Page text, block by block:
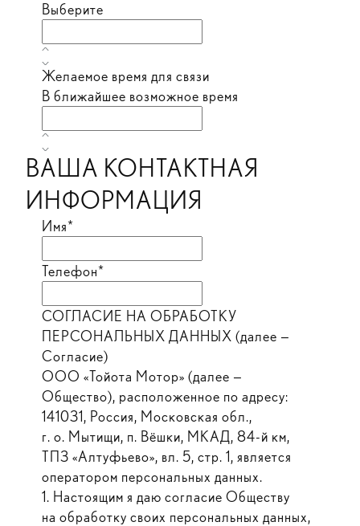
Выберите
Желаемое время для связи
В ближайшее возможное время
ВАША КОНТАКТНАЯ
ИНФОРМАЦИЯ
Имя*
Телефон*
СОГЛАСИЕ НА ОБРАБОТКУ
ПЕРСОНАЛЬНЫХ ДАННЫХ (далее —
Согласие)
ООО «Тойота Мотор» (далее —
Общество), расположенное по адресу:
141031, Россия, Московская обл.,
г. о. Мытищи, п. Вёшки, МКАД, 84-й км,
ТПЗ «Алтуфьево», вл. 5, стр. 1, является
оператором персональных данных.
1. Настоящим я даю согласие Обществу
на обработку своих персональных данных,